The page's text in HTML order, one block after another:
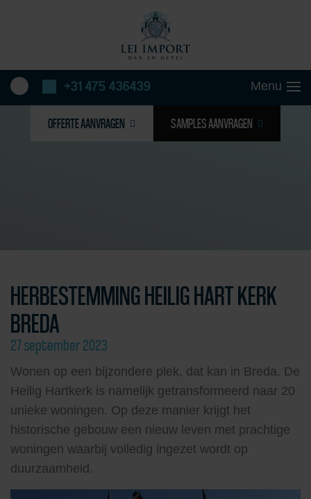
+31 475 436439
OFFERTE AANVRAGEN SAMPLES AANVRAGEN
HERBESTEMMING HEILIG HART KERK
BREDA
27 september 2023
Wonen op een bijzondere plek, dat kan in Breda. De
Heilig Hartkerk is namelijk getransformeerd naar 20
unieke woningen. Op deze manier krijgt het
historische gebouw een nieuw leven met prachtige
woningen waarbij volledig ingezet wordt op
duurzaamheid.